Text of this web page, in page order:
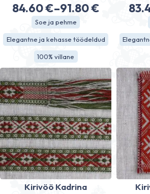
84.60€–91.80€
Hinnavahemik:
84.60 €
kuni
91.80 €
Soe ja pehme
Elegantne ja kehasse töödeldud
100% villane
Kirivöö Kadrina